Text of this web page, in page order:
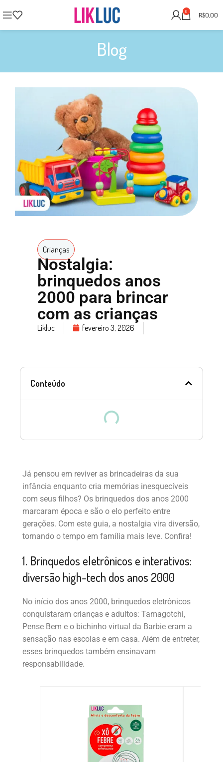
0 R$0,00
Blog
Crianças
Nostalgia:
brinquedos anos
2000 para brincar
com as crianças
Likluc fevereiro 3, 2026
Conteúdo
Já pensou em reviver as brincadeiras da sua
infância enquanto cria memórias inesquecíveis
com seus filhos? Os brinquedos dos anos 2000
marcaram época e são o elo perfeito entre
gerações. Com este guia, a nostalgia vira diversão,
tornando o tempo em família mais leve. Confira!
1. Brinquedos eletrônicos e interativos:
diversão high-tech dos anos 2000
No início dos anos 2000, brinquedos eletrônicos
conquistaram crianças e adultos: Tamagotchi,
Pense Bem e o bichinho virtual da Barbie eram a
sensação nas escolas e em casa. Além de entreter,
esses brinquedos também ensinavam
responsabilidade.